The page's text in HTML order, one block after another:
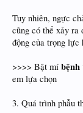
Tuy nhiên, ngực
cũng có thể xảy ra
động của trọng lực
>>>> Bật mí bệnh
em lựa chọn
3. Quá trình phẫu